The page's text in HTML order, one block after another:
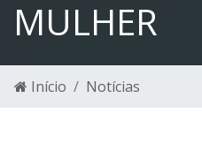
MULHER
Início Notícias